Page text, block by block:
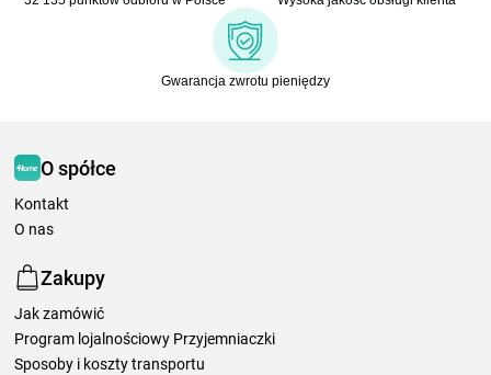
Gwarancja zwrotu pieniędzy
O spółce
Kontakt
O nas
Zakupy
Jak zamówić
Program lojalnościowy Przyjemniaczki
Sposoby i koszty transportu